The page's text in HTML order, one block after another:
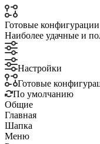
Готовые конфигурации
Наиболее удачные и
Настройки
Готовые
По умолчанию
Общие
Главная
Шапка
Меню